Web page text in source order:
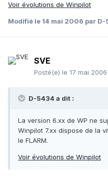
Voir évolutions de Winpilot
Modifié le 14 mai 2006 par D-
SVE
Posté(e) le 17 mai 2006
D-5434 a dit :
La version 6.xx de WP ne
Winpilot 7.xx dispose de la
le FLARM.
Voir évolutions de Winpilot